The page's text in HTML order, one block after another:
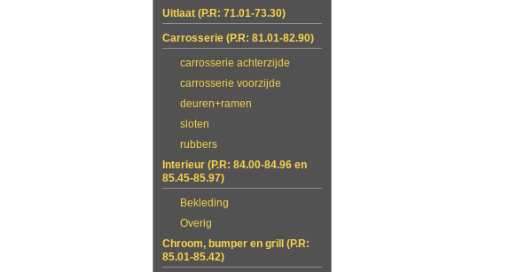
Uitlaat (P.R: 71.01-73.30)
Carrosserie (P.R: 81.01-82.90)
carrosserie achterzijde
carrosserie voorzijde
deuren+ramen
sloten
rubbers
Interieur (P.R: 84.00-84.96 en
85.45-85.97)
Bekleding
Overig
Chroom, bumper en grill (P.R:
85.01-85.42)